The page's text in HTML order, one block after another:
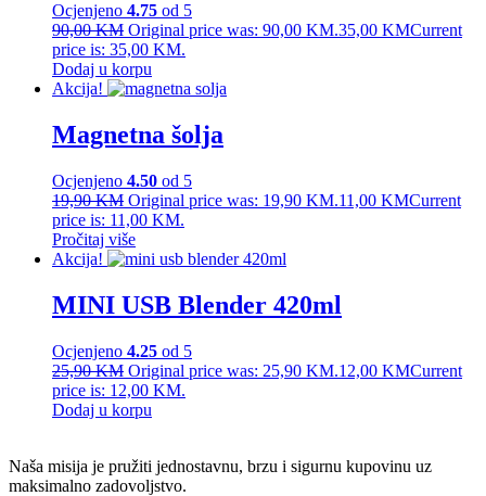
Ocjenjeno 4.75 od 5
90,00KM Original price was: 90,00 KM.35,00 KMCurrent
price is: 35,00 KM.
Dodaj u korpu
Akcija!
Magnetna šolja
Ocjenjeno 4.50 od 5
19,90KM Original price was: 19,90 KM.11,00 KMCurrent
price is: 11,00 KM.
Pročitaj više
Akcija!
MINI USB Blender 420ml
Ocjenjeno 4.25 od 5
25,90KM Original price was: 25,90 KM.12,00 KMCurrent
price is: 12,00 KM.
Dodaj u korpu
Naša misija je pružiti jednostavnu, brzu i sigurnu kupovinu uz
maksimalno zadovoljstvo.